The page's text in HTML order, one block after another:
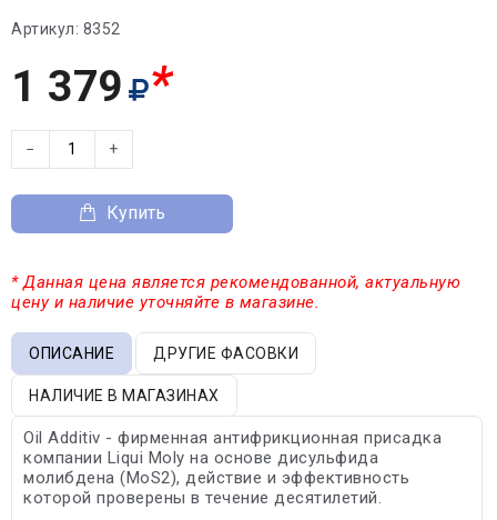
Артикул: 8352
1 379 *
− +
Купить
* Данная цена является рекомендованной, актуальную
цену и наличие уточняйте в магазине.
ОПИСАНИЕ ДРУГИЕ ФАСОВКИ
НАЛИЧИЕ В МАГАЗИНАХ
Oil Additiv - фирменная антифрикционная присадка
компании Liqui Moly на основе дисульфида
молибдена (MoS2), действие и эффективность
которой проверены в течение десятилетий.